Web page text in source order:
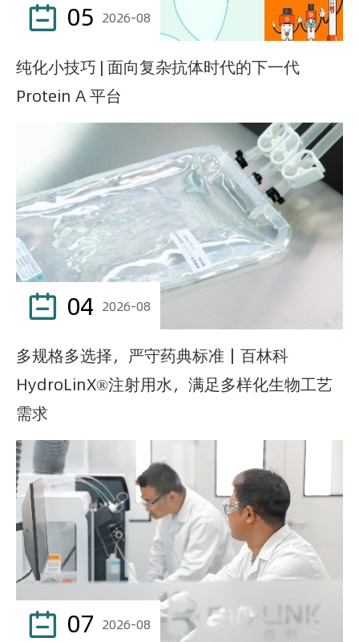
 05 2026-08
纯化小技巧 | 面向复杂抗体时代的下一代
Protein A 平台
 04 2026-08
多规格多选择，严守药典标准｜百林科
HydroLinX®注射用水，满足多样化生物工艺
需求
 07 2026-08